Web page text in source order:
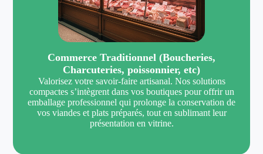
Commerce Traditionnel (Boucheries,
Charcuteries, poissonnier, etc)
Valorisez votre savoir-faire artisanal. Nos solutions
compactes s’intègrent dans vos boutiques pour offrir un
emballage professionnel qui prolonge la conservation de
vos viandes et plats préparés, tout en sublimant leur
présentation en vitrine.